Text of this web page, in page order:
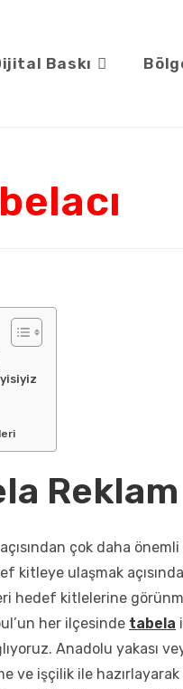
Baskı
çok daha
kitleye ulaşmak
hedef kitlelerine
her ilçesinde tabela
Anadolu yakası
ve işçilik ile